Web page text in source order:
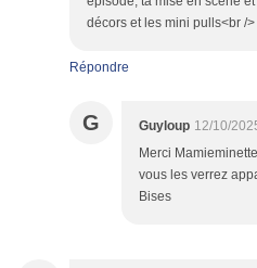
décors et les mini pulls<br /
Répondre
G Guyloup 12/10/
Merci
vous les verrez
Bises